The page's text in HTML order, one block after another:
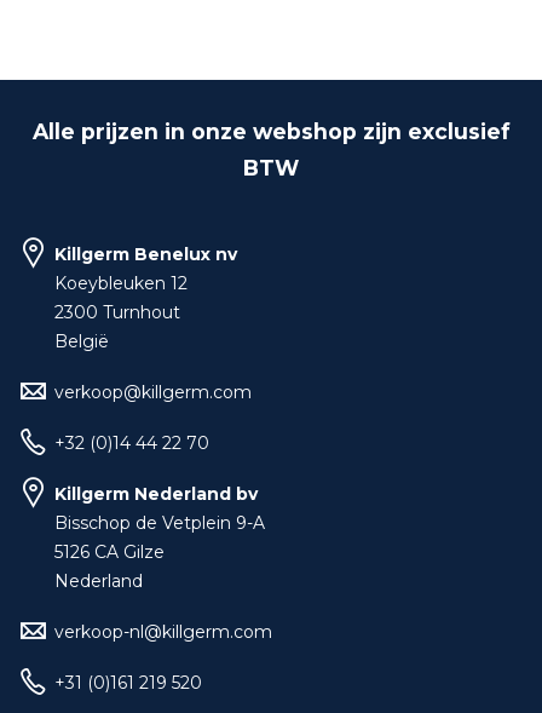
Alle prijzen in onze webshop zijn exclusief
BTW
Killgerm Benelux nv
Koeybleuken 12
2300 Turnhout
België
verkoop@killgerm.com
+32 (0)14 44 22 70
Killgerm Nederland bv
Bisschop de Vetplein 9-A
5126 CA Gilze
Nederland
verkoop-nl@killgerm.com
+31 (0)161 219 520